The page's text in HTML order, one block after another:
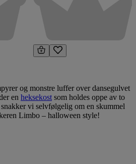
og monstre luffer over dansegulvet
en heksekost som holdes oppe av to
vi selvfølgelig om en skummel
Limbo – halloween style!